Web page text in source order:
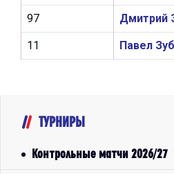
Дмитрий
Павел
97
11
ТУРНИРЫ
Контрольные матчи 2026/27